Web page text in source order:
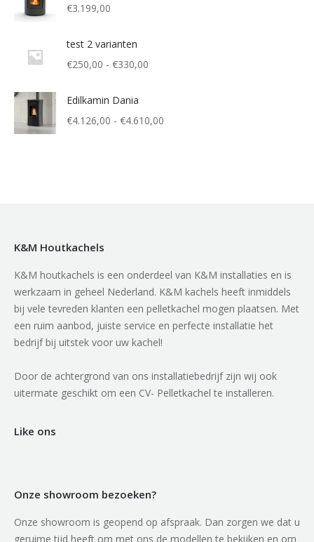
€3.199,00
test 2 varianten
€250,00 - €330,00
Edilkamin Dania
€4.126,00 - €4.610,00
K&M Houtkachels
K&M houtkachels is een onderdeel van K&M installaties en is
werkzaam in geheel Nederland. K&M kachels heeft inmiddels
bij vele tevreden klanten een pelletkachel mogen plaatsen. Met
een ruim aanbod, juiste service en perfecte installatie het
bedrijf bij uitstek voor uw kachel!
Door de achtergrond van ons installatiebedrijf zijn wij ook
uitermate geschikt om een CV- Pelletkachel te installeren.
Like ons
Onze showroom bezoeken?
Onze showroom is geopend op afspraak. Dan zorgen we dat u
geruime tijd heeft om met ons de modellen te bekijken en om